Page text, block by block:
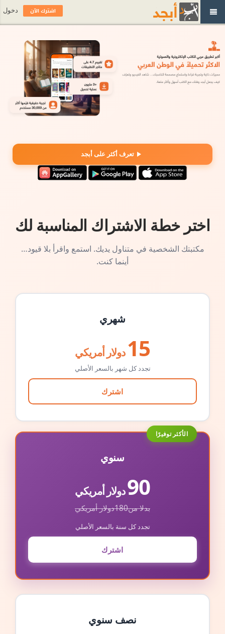
تعرف أكثر على أبجد
اختر خطة الاشتراك المناسبة لك
مكتبتك الشخصية في متناول يديك. استمع واقرأ بلا قيود…
أينما كنت.
شهري
15 دولار أمريكي
تجدد كل شهر بالسعر الأصلي
اشترك
الأكثر توفيرًا
سنوي
90دولار أمريكي
بدلا من180دولار أمريكي
تجدد كل سنة بالسعر الأصلي
اشترك
نصف سنوي
اشترك الآن دخول